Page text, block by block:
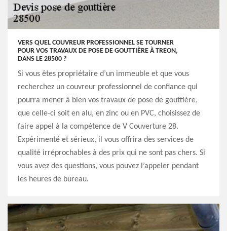
VERS QUEL COUVREUR PROFESSIONNEL SE TOURNER
POUR VOS TRAVAUX DE POSE DE GOUTTIÈRE À TREON,
DANS LE 28500 ?
Si vous êtes propriétaire d’un immeuble et que vous
recherchez un couvreur professionnel de confiance qui
pourra mener à bien vos travaux de pose de gouttière,
que celle-ci soit en alu, en zinc ou en PVC, choisissez de
faire appel à la compétence de V Couverture 28.
Expérimenté et sérieux, il vous offrira des services de
qualité irréprochables à des prix qui ne sont pas chers. Si
vous avez des questions, vous pouvez l’appeler pendant
les heures de bureau.